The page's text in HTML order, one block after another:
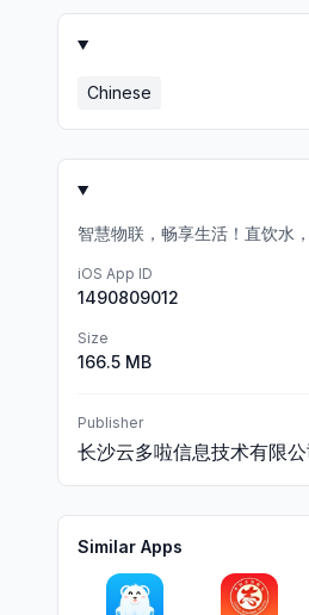
Chinese
智慧物联，畅享生活！直饮水
iOS App ID
1490809012
Size
166.5 MB
Publisher
长沙云多啦信息技术有限公
Similar Apps